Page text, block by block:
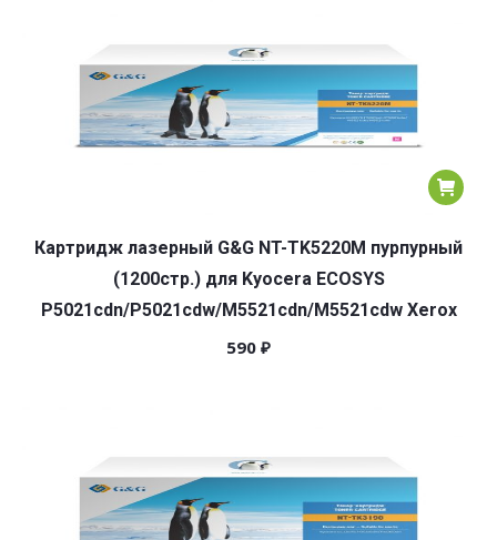
Картридж лазерный G&G NT-TK5220M пурпурный
(1200стр.) для Kyocera ECOSYS
P5021cdn/P5021cdw/M5521cdn/M5521cdw Xerox
590 ₽